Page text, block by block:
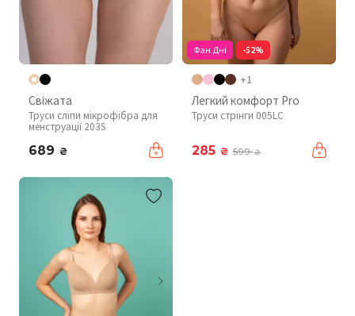
Свіжата
Труси сліпи мікрофібра для
менструації 203S
689 ₴
Фан Дні -52%
+1
Легкий комфорт Pro
Труси стрінги 005LC
285 ₴ 599₴